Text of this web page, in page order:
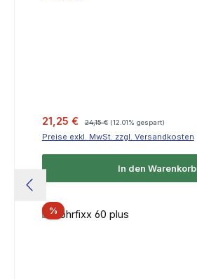
Verkaufspreis:
21,25 € 24,15 € (12.01% gespart)
Preise exkl. MwSt. zzgl. Versandkosten
In den Warenkorb
%Rabatt